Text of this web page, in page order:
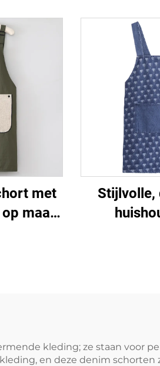
met
maat
Stijlvolle,
kleding; ze staan voor
en deze denim